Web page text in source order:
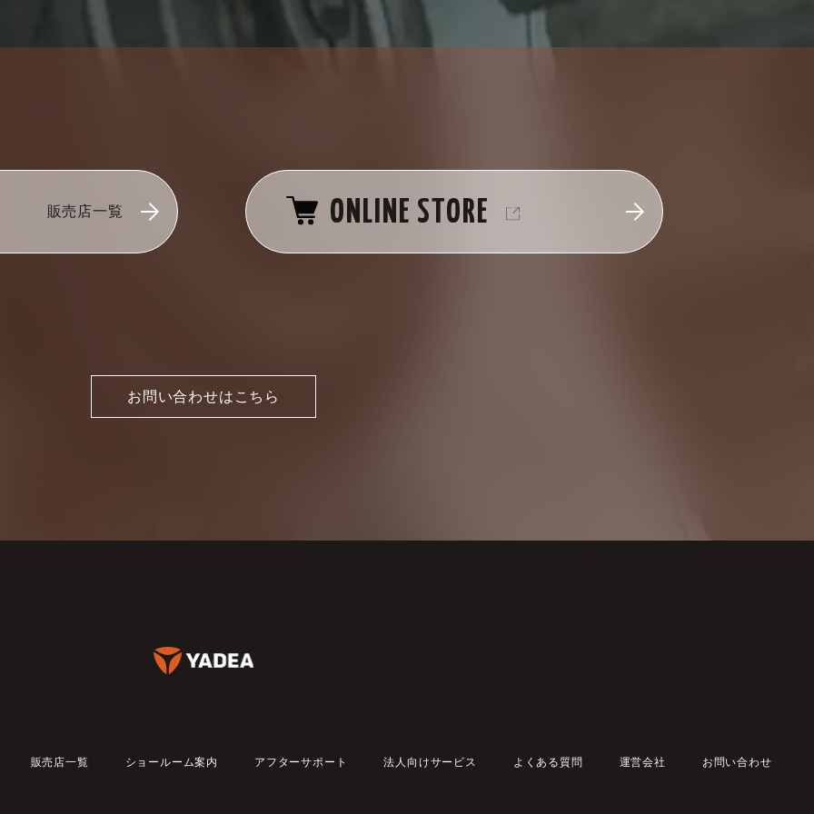
販売店一覧 ONLINE STORE
お問い合わせはこちら
販売店一覧 ショールーム案内 アフターサポート 法人向けサービス よくある質問 運営会社 お問い合わせ